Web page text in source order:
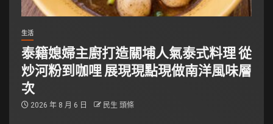
生活
泰籍媳婦主廚打造關埔人氣泰式料理 從
炒河粉到咖哩 展現現點現做南洋風味層
次
2026 年 8 月 6 日 民生 頭條